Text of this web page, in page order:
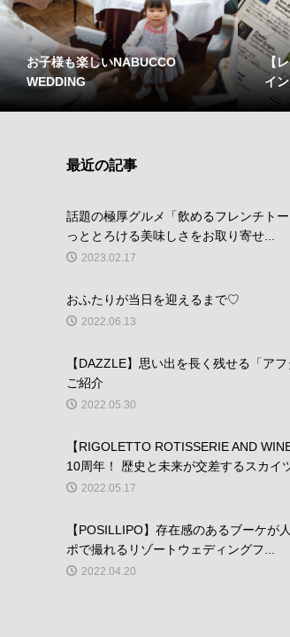
お子様も楽しいNABUCCO
WEDDING
【
イ
最近の記事
話題の極厚グルメ「飲めるフレンチト
っととろける美味しさをお取り寄せ...
2023.02.17
おふたりが当日を迎えるまで♡
2022.06.13
【DAZZLE】思い出を長く残せる「ア
ご紹介
2022.05.30
【RIGOLETTO ROTISSERIE AND
10周年！ 歴史と未来が交差するスカイツ
2022.05.17
【POSILLIPO】存在感のあるブーケが
ポで撮れるリゾートウェディングフ...
2022.04.20